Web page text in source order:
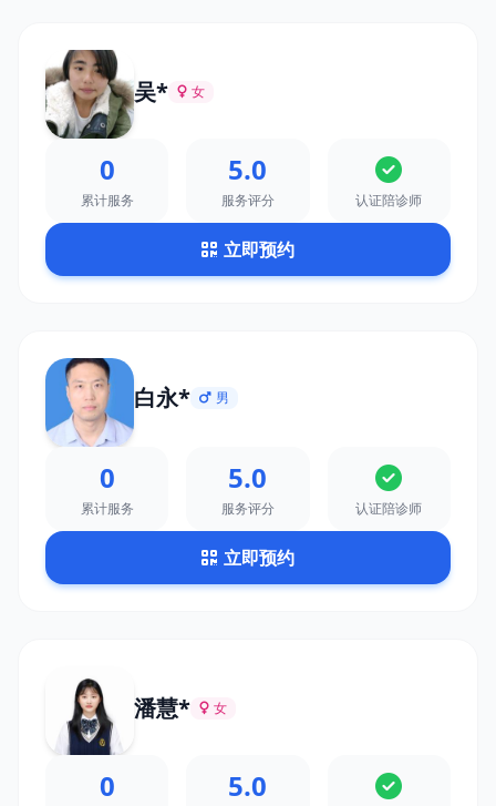
吴* 女
0
累计服务
5.0
服务评分 认证陪诊师
立即预约
白永* 男
0
累计服务
5.0
服务评分 认证陪诊师
立即预约
潘慧* 女
0 5.0